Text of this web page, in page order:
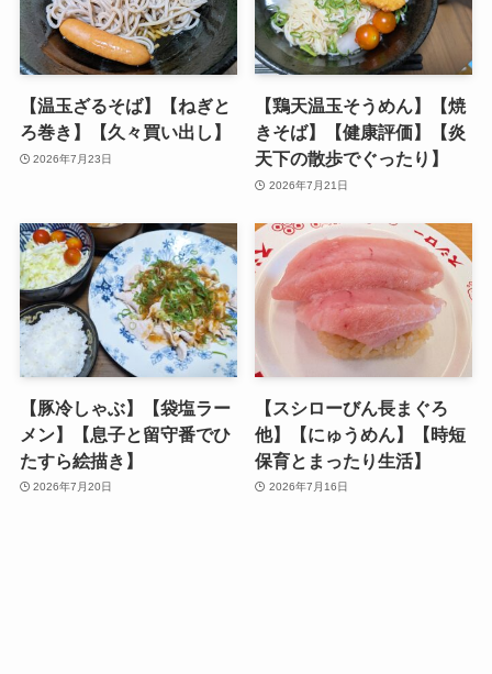
【温玉ざるそば】【ねぎと
ろ巻き】【久々買い出し】
2026年7月23日
【鶏天温玉そうめん】【焼
きそば】【健康評価】【炎
天下の散歩でぐったり】
2026年7月21日
【豚冷しゃぶ】【袋塩ラー
メン】【息子と留守番でひ
たすら絵描き】
2026年7月20日
【スシローびん長まぐろ
他】【にゅうめん】【時短
保育とまったり生活】
2026年7月16日